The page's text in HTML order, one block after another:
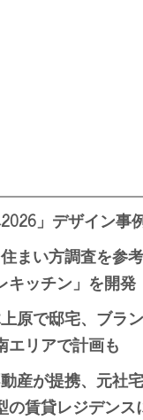
」デザイン事
まい方調査を参
キッチン」を開発
原で邸宅、ブラ
エリアで計画も
産が提携、元社
の賃貸レジデンス